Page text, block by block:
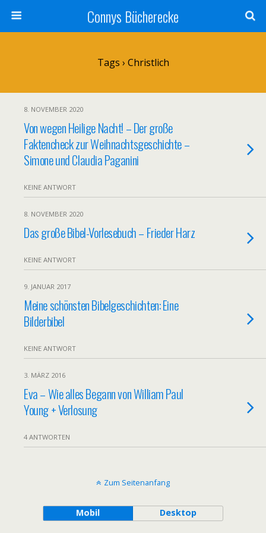
Connys Bücherecke
Tags › Christlich
8. NOVEMBER 2020
Von wegen Heilige Nacht! – Der große
Faktencheck zur Weihnachtsgeschichte –
Simone und Claudia Paganini
KEINE ANTWORT
8. NOVEMBER 2020
Das große Bibel-Vorlesebuch – Frieder Harz
KEINE ANTWORT
9. JANUAR 2017
Meine schönsten Bibelgeschichten: Eine
Bilderbibel
KEINE ANTWORT
3. MÄRZ 2016
Eva – Wie alles Begann von William Paul
Young + Verlosung
4 ANTWORTEN
Zum Seitenanfang
Mobil Desktop